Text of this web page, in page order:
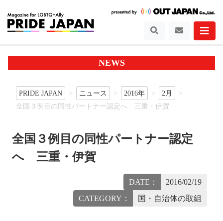
NEWS
PRIDE JAPAN ニュース 2016年
2月
全国３例目の同性パートナー認定へ 三重・伊賀
全国３例目の同性パートナー認定
へ 三重・伊賀
DATE：
2016/02/19
CATEGORY：
国・自治体の取組